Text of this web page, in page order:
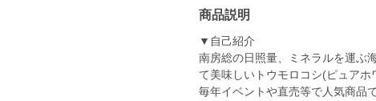
商品説明
▼自己紹介
南房総の日照量、ミネラルを運ぶ
て美味しいトウモロコシ(ピュアホ
毎年イベントや直売等で人気商品